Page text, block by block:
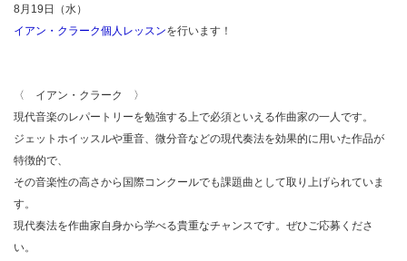
8月19日（水）
イアン・クラーク個人レッスンを行います！
〈 イアン・クラーク 〉
現代音楽のレパートリーを勉強する上で必須といえる作曲家の一人です。
ジェットホイッスルや重音、微分音などの現代奏法を効果的に用いた作品が
特徴的で、
その音楽性の高さから国際コンクールでも課題曲として取り上げられていま
す。
現代奏法を作曲家自身から学べる貴重なチャンスです。ぜひご応募くださ
い。